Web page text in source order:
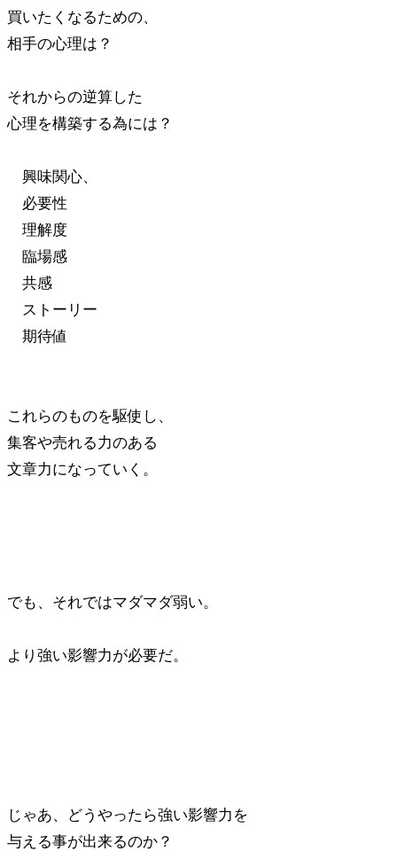
買いたくなるための、
相手の心理は？
それからの逆算した
心理を構築する為には？
興味関心、
必要性
理解度
臨場感
共感
ストーリー
期待値
これらのものを駆使し、
集客や売れる力のある
文章力になっていく。
でも、それではマダマダ弱い。
より強い影響力が必要だ。
じゃあ、どうやったら強い影響力を
与える事が出来るのか？